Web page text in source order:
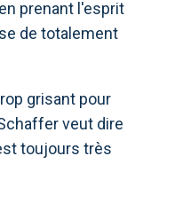
prenant l'esprit
de totalement
grisant pour
veut dire
toujours très